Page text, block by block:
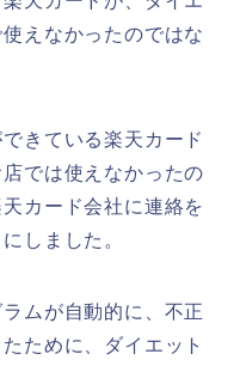
えなかったのではな
きている楽天カード
では使えなかったの
カード会社に連絡を
しました。
ムが自動的に、不正
ために、ダイエット